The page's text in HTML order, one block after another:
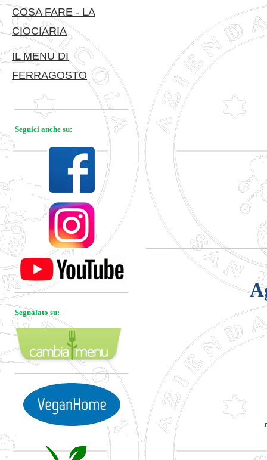
COSA FARE - LA
CIOCIARIA
IL MENU DI
FERRAGOSTO
Seguici anche su:
Segnalato su: